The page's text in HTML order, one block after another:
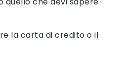
la carta di credito o il